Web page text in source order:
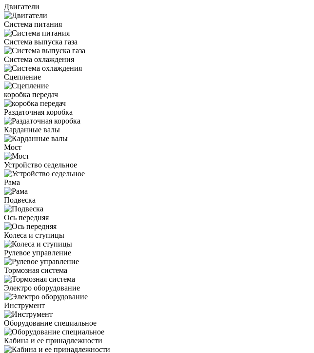
Двигатели
Система питания
Система выпуска газа
Система охлаждения
Сцепление
коробка передач
Раздаточная коробка
Карданные валы
Мост
Устройство седельное
Рама
Подвеска
Ось передняя
Колеса и ступицы
Рулевое управление
Тормозная система
Электро оборудование
Инструмент
Оборудование специальное
Кабина и ее принадлежности